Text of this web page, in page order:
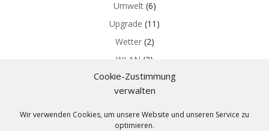
Cookie-Zustimmung
verwalten
Wir verwenden Cookies, um unsere Website und unseren Service zu
optimieren.
Umwelt(6)
Upgrade (11)
Wetter(2)
WLAN (2)
Z-WAVE(5)